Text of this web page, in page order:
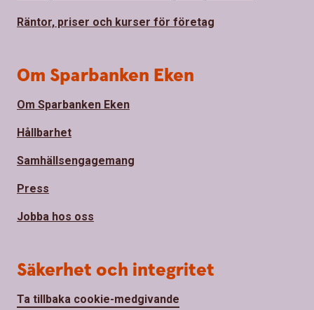
Räntor, priser och kurser för företag
Om Sparbanken Eken
Om Sparbanken Eken
Hållbarhet
Samhällsengagemang
Press
Jobba hos oss
Säkerhet och integritet
Ta tillbaka cookie-medgivande